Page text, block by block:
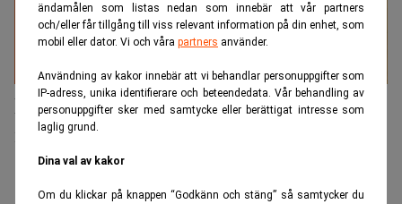
ändamålen som listas nedan som innebär att vår partners
och/eller får tillgång till viss relevant information på din enhet, som
mobil eller dator. Vi och våra partners använder.
Användning av kakor innebär att vi behandlar personuppgifter som
IP-adress, unika identifierare och beteendedata. Vår behandling av
personuppgifter sker med samtycke eller berättigat intresse som
laglig grund.
Dina val av kakor
Om du klickar på knappen “Godkänn och stäng” så samtycker du
Därför vill Per Bystedt förändra
mobiltelefonen